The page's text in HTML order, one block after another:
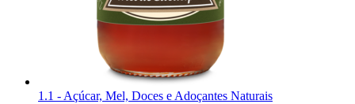
1.1 - Açúcar, Mel, Doces e Adoçantes Naturais